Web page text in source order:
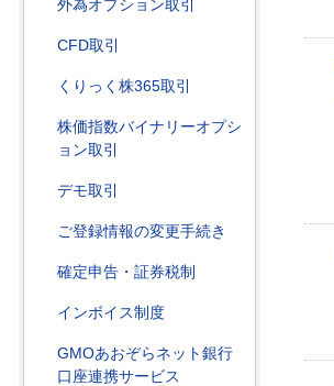
外為オプション取引
CFD取引
くりっく株365取引
株価指数バイナリーオプシ
ョン取引
デモ取引
ご登録情報の変更手続き
確定申告・証券税制
インボイス制度
GMOあおぞらネット銀行
口座連携サービス